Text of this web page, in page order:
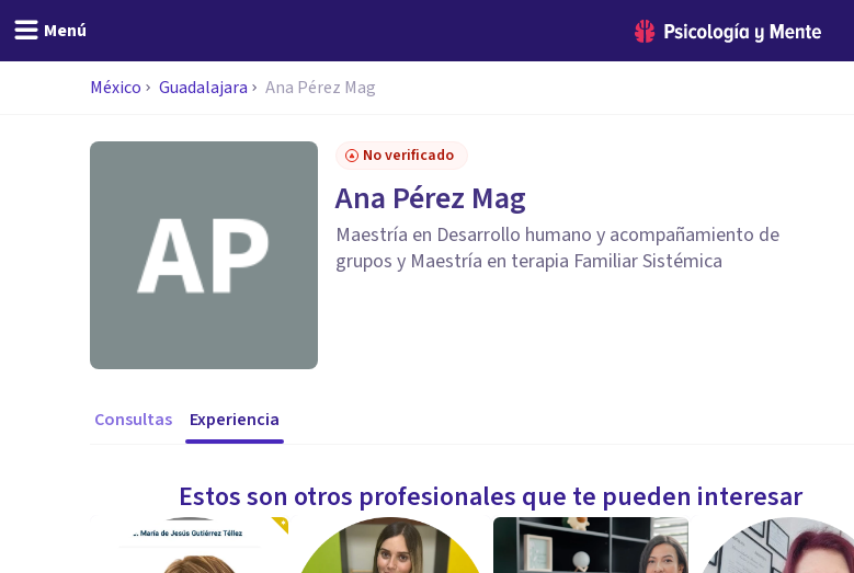
Menú
México Guadalajara Ana Pérez Mag
No verificado
Ana Pérez Mag
Maestría en Desarrollo humano y acompañamiento de
grupos y Maestría en terapia Familiar Sistémica
Consultas Experiencia
Estos son otros profesionales que te pueden interesar